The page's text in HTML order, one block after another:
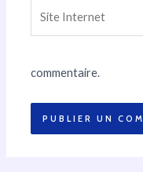
Internet
commentaire.